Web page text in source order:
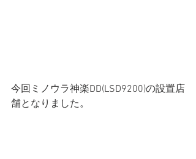
今回ミノウラ神楽DD(LSD9200)の設置店
舗となりました。